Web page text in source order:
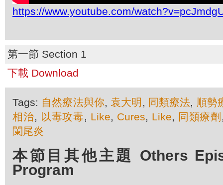
https://www.youtube.com/
第一節 Section 1
下載 Download
Tags: 自然療法與你,袁大明 , 同類療法, 順勢
相治, 以毒攻毒, Like, Cures, Like, 同類療劑
闌尾炎
本節目其他主題 Others
Program